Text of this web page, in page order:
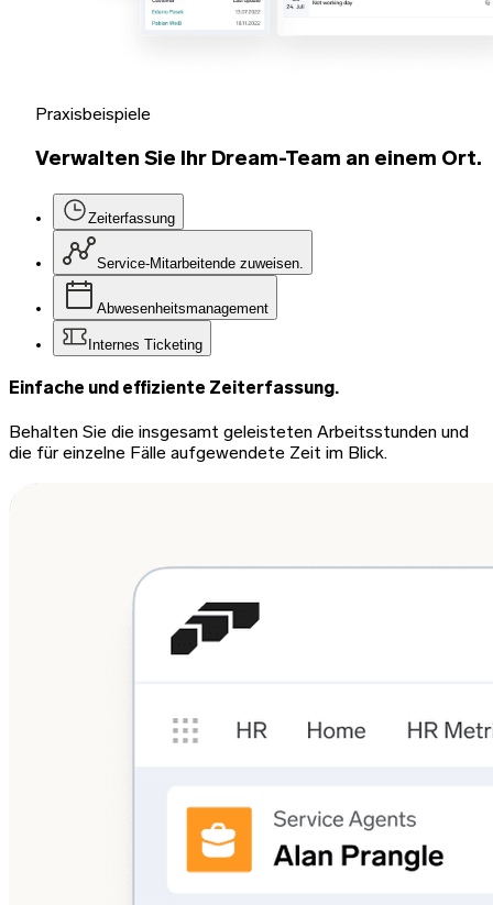
Praxisbeispiele
Verwalten Sie Ihr Dream-Team an einem Ort.
Zeiterfassung
Service-Mitarbeitende zuweisen.
Abwesenheitsmanagement
Internes Ticketing
Einfache und effiziente Zeiterfassung.
Behalten Sie die insgesamt geleisteten Arbeitsstunden und
die für einzelne Fälle aufgewendete Zeit im Blick.